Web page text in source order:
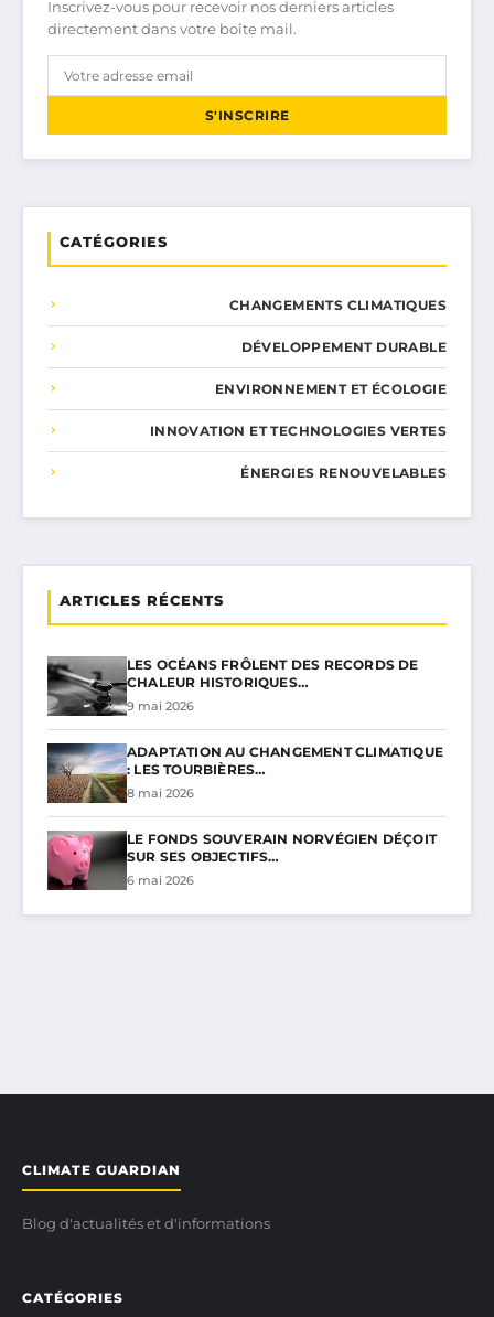
Inscrivez-vous pour recevoir nos derniers articles
directement dans votre boîte mail.
S'INSCRIRE
CATÉGORIES
CHANGEMENTS CLIMATIQUES
DÉVELOPPEMENT DURABLE
ENVIRONNEMENT ET ÉCOLOGIE
INNOVATION ET TECHNOLOGIES VERTES
ÉNERGIES RENOUVELABLES
ARTICLES RÉCENTS
LES OCÉANS FRÔLENT DES RECORDS DE
CHALEUR HISTORIQUES…
9 mai 2026
ADAPTATION AU CHANGEMENT CLIMATIQUE
: LES TOURBIÈRES…
8 mai 2026
LE FONDS SOUVERAIN NORVÉGIEN DÉÇOIT
SUR SES OBJECTIFS…
6 mai 2026
CLIMATE GUARDIAN
Blog d'actualités et d'informations
CATÉGORIES